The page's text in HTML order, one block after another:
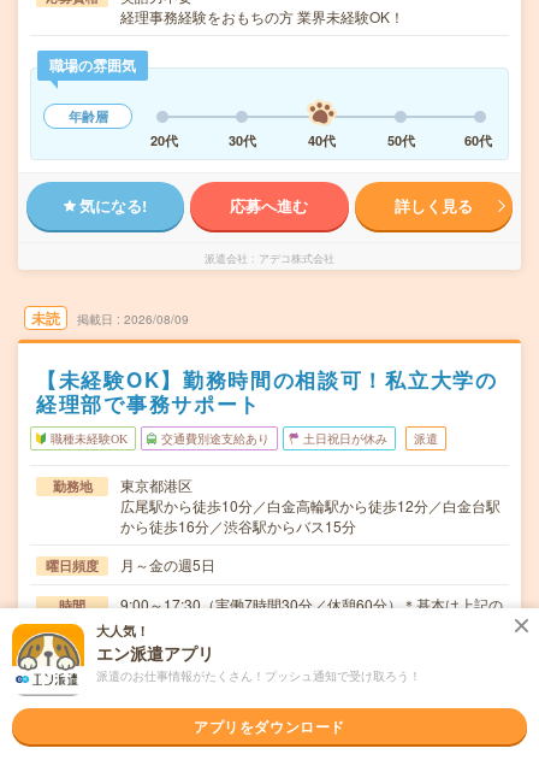
経理事務経験をおもちの方 業界未経験OK！
職場の雰囲気
年齢層
20代
30代 40代 50代 60代
気になる! 応募へ進む 詳しく見る
派遣会社 アデコ株式会社
未読 掲載日 2026/08/09
【未経験OK】勤務時間の相談可！私立大学の
経理部で事務サポート
職種未経験OK 交通費別途支給あり 土日祝日が休み 派遣
勤務地
東京都港区
広尾駅から徒歩10分／白金高輪駅から徒歩12分／白金台駅
から徒歩16分／渋谷駅からバス15分
曜日頻度 月～金の週5日
時間
9:00～17:30（実働7時間30分／休憩60分）＊基本は上記の
勤務時間ですが、9:00～16:3…
期間 即日～長期
時給
大人気！
エン派遣アプリ
派遣のお仕事情報がたくさん！プッシュ通知で受け取ろう！
アプリをダウンロード